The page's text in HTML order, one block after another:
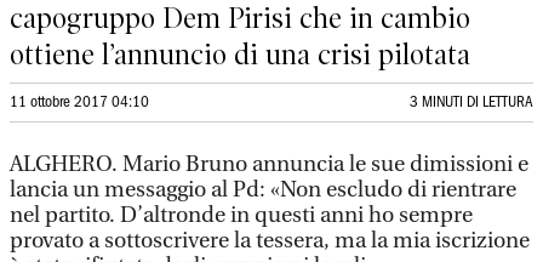
capogruppo Dem Pirisi che in cambio
ottiene l’annuncio di una crisi pilotata
11 ottobre 2017 04:10 3 MINUTI DI LETTURA
ALGHERO. Mario Bruno annuncia le sue dimissioni e
lancia un messaggio al Pd: «Non escludo di rientrare
nel partito. D’altronde in questi anni ho sempre
provato a sottoscrivere la tessera, ma la mia iscrizione